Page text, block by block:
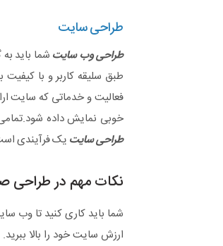
طراحی سایت
طراحی وب سایت شما باید
طبق سلیقه کاربر و با
فعالیت و خدماتی که سایت
خوبی نمایش داده
طراحی سایت یک فرآیندی
نکات مهم در
شما باید کاری کنید تا وب
ارزش سایت خود را بالا